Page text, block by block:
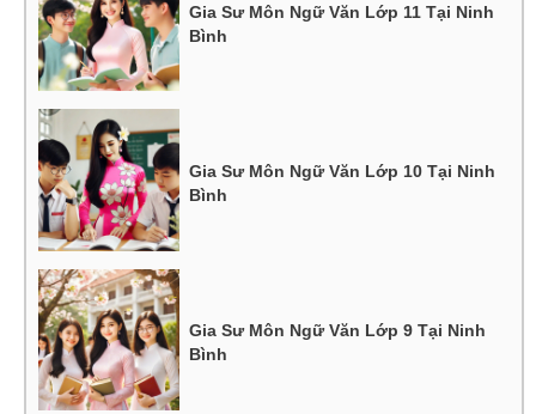
Gia Sư Môn Ngữ Văn Lớp 11 Tại Ninh
Bình
Gia Sư Môn Ngữ Văn Lớp 10 Tại Ninh
Bình
Gia Sư Môn Ngữ Văn Lớp 9 Tại Ninh
Bình